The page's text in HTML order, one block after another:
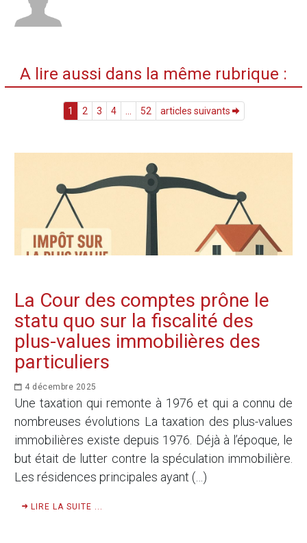
A lire aussi dans la même rubrique :
1 2 3 4 52 articles suivants
La Cour des comptes prône le
statu quo sur la fiscalité des
plus-values immobilières des
particuliers
4 décembre 2025
Une taxation qui remonte à 1976 et qui a connu de
nombreuses évolutions La taxation des plus-values
immobilières existe depuis 1976. Déjà à l’époque, le
but était de lutter contre la spéculation immobilière.
Les résidences principales ayant (…)
LIRE LA SUITE ...